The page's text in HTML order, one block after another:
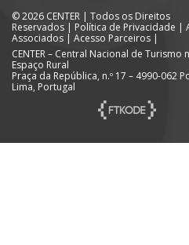
© 2026 CENTER | Todos os Direitos
Reservados | Política de Privacidade
Associados
Acesso Parceiros
CENTER – Central Nacional de Turismo
Espaço Rural
Praça da República, n.º 17 – 4990-062
Lima, Portugal